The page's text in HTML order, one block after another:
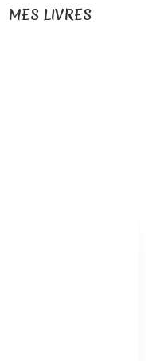
MES LIVRES